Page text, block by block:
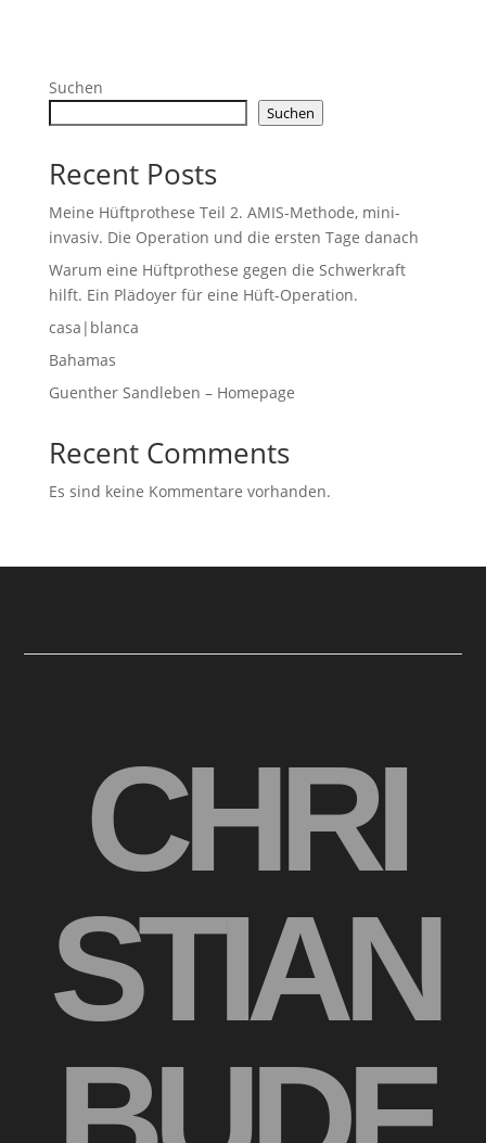
Suchen
Suchen
Recent Posts
Meine Hüftprothese Teil 2. AMIS-Methode, mini-
invasiv. Die Operation und die ersten Tage danach
Warum eine Hüftprothese gegen die Schwerkraft
hilft. Ein Plädoyer für eine Hüft-Operation.
casa|blanca
Bahamas
Guenther Sandleben – Homepage
Recent Comments
Es sind keine Kommentare vorhanden.
CHRI
STIAN